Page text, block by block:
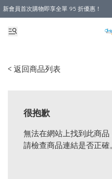
新會員首次購物即享全單 95 折優惠！
購物滿 HKD 800.00即享免運費優惠！（
< 返回商品列表
很抱歉
無法在網站上找到此商品
請檢查商品連結是否正確。